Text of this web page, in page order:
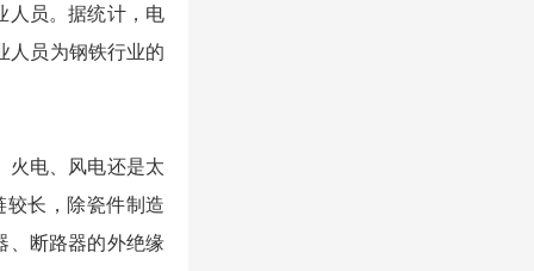
人员。据统计，电
人员为钢铁行业的
火电、风电还是太
长，除瓷件制造
、断路器的外绝缘